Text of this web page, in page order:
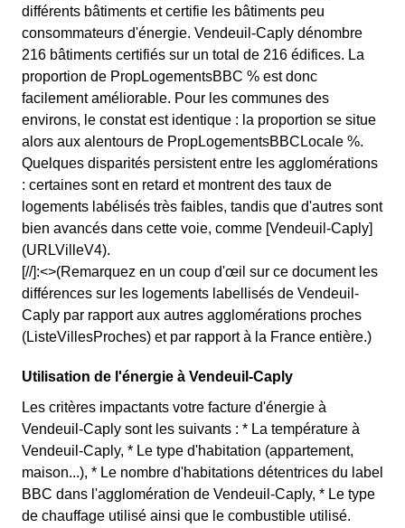
différents bâtiments et certifie les bâtiments peu
consommateurs d'énergie. Vendeuil-Caply dénombre
216 bâtiments certifiés sur un total de 216 édifices. La
proportion de PropLogementsBBC % est donc
facilement améliorable. Pour les communes des
environs, le constat est identique : la proportion se situe
alors aux alentours de PropLogementsBBCLocale %.
Quelques disparités persistent entre les agglomérations
: certaines sont en retard et montrent des taux de
logements labélisés très faibles, tandis que d'autres sont
bien avancés dans cette voie, comme [Vendeuil-Caply]
(URLVilleV4).
[//]:<>(Remarquez en un coup d'œil sur ce document les
différences sur les logements labellisés de Vendeuil-
Caply par rapport aux autres agglomérations proches
(ListeVillesProches) et par rapport à la France entière.)
Utilisation de l'énergie à Vendeuil-Caply
Les critères impactants votre facture d'énergie à
Vendeuil-Caply sont les suivants : * La température à
Vendeuil-Caply, * Le type d'habitation (appartement,
maison...), * Le nombre d'habitations détentrices du label
BBC dans l'agglomération de Vendeuil-Caply, * Le type
de chauffage utilisé ainsi que le combustible utilisé.